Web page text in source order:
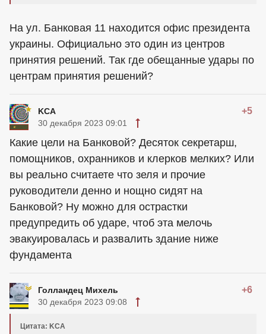
На ул. Банковая 11 находится офис президента
украины. Официально это один из центров
принятия решений. Так где обещанные удары по
центрам принятия решений?
KCA +5
30 декабря 2023 09:01
Какие цели на Банковой? Десяток секретарш,
помощников, охранников и клерков мелких? Или
вы реально считаете что зеля и прочие
руководители денно и нощно сидят на
Банковой? Ну можно для острастки
предупредить об ударе, чтоб эта мелочь
эвакуировалась и развалить здание ниже
фундамента
Голландец Михель +6
30 декабря 2023 09:08
Цитата: KCA